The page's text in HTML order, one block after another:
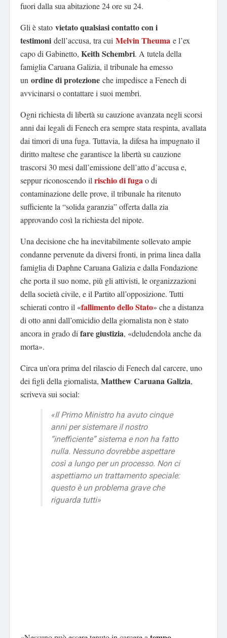
fuori dalla sua abitazione 24 ore su 24.
Gli è stato vietato qualsiasi contatto con i
testimoni dell’accusa, tra cui Melvin Theuma e l’ex
capo di Gabinetto, Keith Schembri. A tutela della
famiglia Caruana Galizia, il tribunale ha emesso
un ordine di protezione che impedisce a Fenech di
avvicinarsi o contattare i suoi membri.
Ogni richiesta di libertà su cauzione avanzata negli scorsi
anni dai legali di Fenech era sempre stata respinta, avallata
dai timori di una fuga. Tuttavia, la difesa ha impugnato il
diritto maltese che garantisce la libertà su cauzione
trascorsi 30 mesi dall’emissione dell’atto d’accusa e,
seppur riconoscendo il rischio di fugao di
contaminazione delle prove, il tribunale ha ritenuto
sufficiente la “solida garanzia” offerta dalla zia
approvando così la richiesta del nipote.
Una decisione che ha inevitabilmente sollevato ampie
condanne pervenute da diversi fronti, in prima linea dalla
famiglia di Daphne Caruana Galizia e dalla Fondazione
che porta il suo nome, più gli attivisti, le organizzazioni
della società civile, e il Partito all’opposizione. Tutti
schierati contro il «fallimento dello Stato» che a distanza
di otto anni dall’omicidio della giornalista non è stato
ancora in grado di fare giustizia, «deludendola anche da
morta».
Circa un’ora prima del rilascio di Fenech dal carcere, uno
dei figli della giornalista, Matthew Caruana Galizia,
scriveva sui social:
«Il Primo Ministro ha avuto cinque
anni per sistemare il nostro
“inefficiente” sistema e non ha fatto
nulla. Nessuno dovrebbe aspettare
così a lungo per un processo. Non ci
aspettiamo un trattamento speciale:
questo è un problema grave che
riguarda tutti»